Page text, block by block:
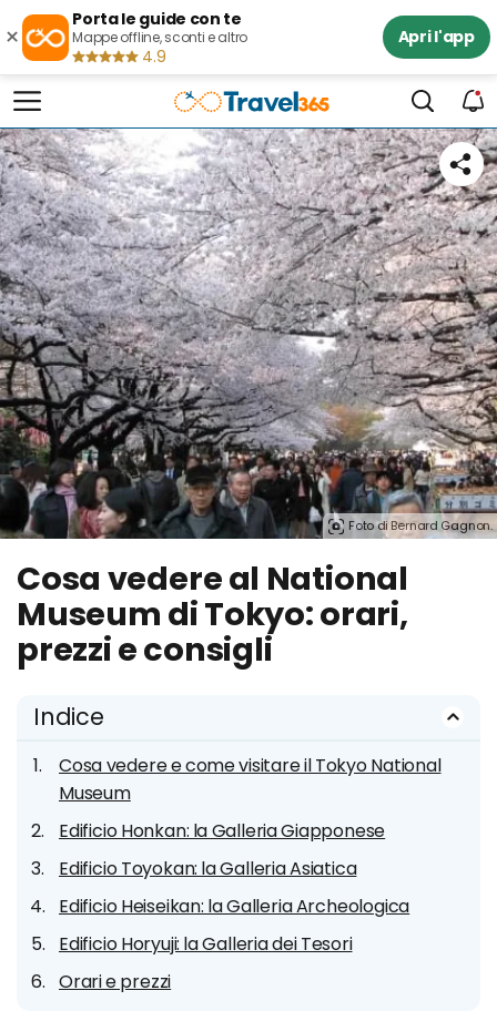
×
Porta le guide con te
Mappe offline, sconti e altro
4.9
Apri l'app
Foto di Bernard Gagnon.
Cosa vedere al National
Museum di Tokyo: orari,
prezzi e consigli
Indice
Cosa vedere e come visitare il Tokyo National
Museum
Edificio Honkan: la Galleria Giapponese
Edificio Toyokan: la Galleria Asiatica
Edificio Heiseikan: la Galleria Archeologica
Edificio Horyuji: la Galleria dei Tesori
Orari e prezzi